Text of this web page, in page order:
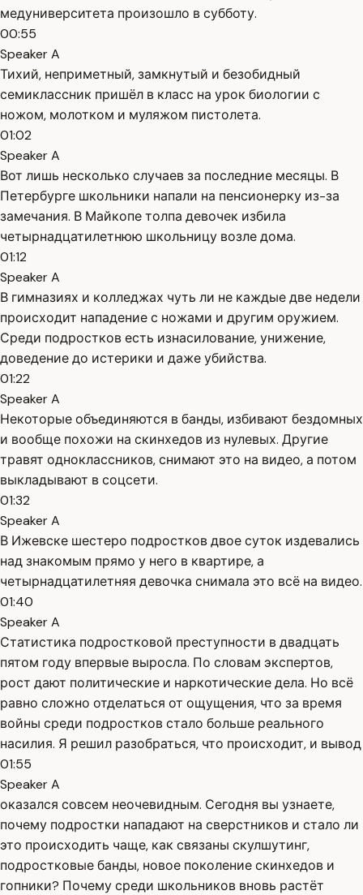
медуниверситета произошло в субботу.
00:55
Speaker A
Тихий, неприметный, замкнутый и безобидный
семиклассник пришёл в класс на урок биологии с
ножом, молотком и муляжом пистолета.
01:02
Speaker A
Вот лишь несколько случаев за последние месяцы. В
Петербурге школьники напали на пенсионерку из-за
замечания. В Майкопе толпа девочек избила
четырнадцатилетнюю школьницу возле дома.
01:12
Speaker A
В гимназиях и колледжах чуть ли не каждые две недели
происходит нападение с ножами и другим оружием.
Среди подростков есть изнасилование, унижение,
доведение до истерики и даже убийства.
01:22
Speaker A
Некоторые объединяются в банды, избивают бездомных
и вообще похожи на скинхедов из нулевых. Другие
травят одноклассников, снимают это на видео, а потом
выкладывают в соцсети.
01:32
Speaker A
В Ижевске шестеро подростков двое суток издевались
над знакомым прямо у него в квартире, а
четырнадцатилетняя девочка снимала это всё на видео.
01:40
Speaker A
Статистика подростковой преступности в двадцать
пятом году впервые выросла. По словам экспертов,
рост дают политические и наркотические дела. Но всё
равно сложно отделаться от ощущения, что за время
войны среди подростков стало больше реального
насилия. Я решил разобраться, что происходит, и вывод
01:55
Speaker A
оказался совсем неочевидным. Сегодня вы узнаете,
почему подростки нападают на сверстников и стало ли
это происходить чаще, как связаны скулшутинг,
подростковые банды, новое поколение скинхедов и
гопники? Почему среди школьников вновь растёт